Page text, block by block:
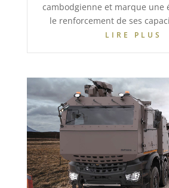
cambodgienne et marque une
le renforcement de ses
LIRE PLUS